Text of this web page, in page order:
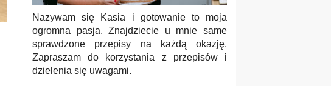
Nazywam się Kasia i gotowanie to moja
ogromna pasja. Znajdziecie u mnie same
sprawdzone przepisy na każdą okazję.
Zapraszam do korzystania z przepisów i
dzielenia się uwagami.